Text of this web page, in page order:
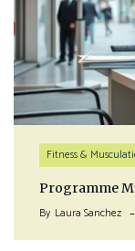
Fitness &
Programme
By Laura Sanchez